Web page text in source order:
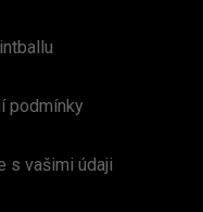
podmínky
s vašimi údaji